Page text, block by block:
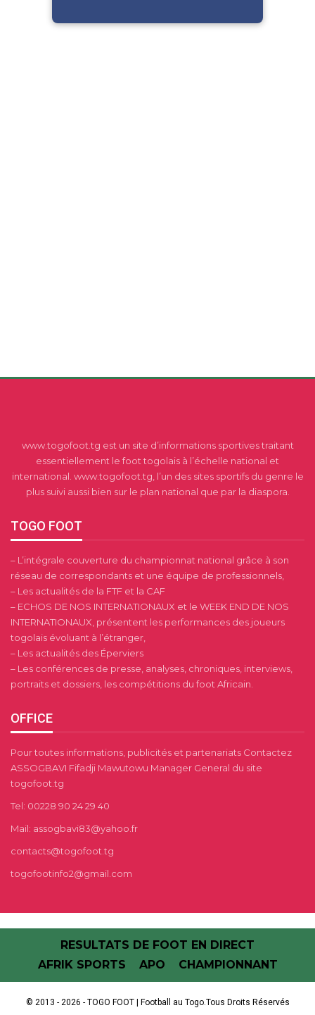
www.togofoot.tg est un site d’informations sportives traitant
essentiellement le foot togolais à l’échelle national et
international. www.togofoot.tg, l’un des sites sportifs du genre le
plus suivi aussi bien sur le plan national que par la diaspora.
TOGO FOOT
– L’intégrale couverture du championnat national grâce à son
réseau de correspondants et une équipe de professionnels,
– Les actualités de la FTF et la CAF
– ECHOS DE NOS INTERNATIONAUX et le WEEK END DE NOS
INTERNATIONAUX, présentent les performances des joueurs
togolais évoluant à l’étranger,
– Les actualités des Éperviers
– Les conférences de presse, analyses, chroniques, interviews,
portraits et dossiers, les compétitions du foot Africain.
OFFICE
Pour toutes informations, publicités et partenariats Contactez
ASSOGBAVI Fifadji Mawutowu Manager General du site
togofoot.tg
Tel: 00228 90 24 29 40
Mail: assogbavi83@yahoo.fr
contacts@togofoot.tg
togofootinfo2@gmail.com
RESULTATS DE FOOT EN DIRECT
AFRIK SPORTS
APO CHAMPIONNANT
© 2013 - 2026 - TOGO FOOT | Football au Togo.Tous Droits Réservés